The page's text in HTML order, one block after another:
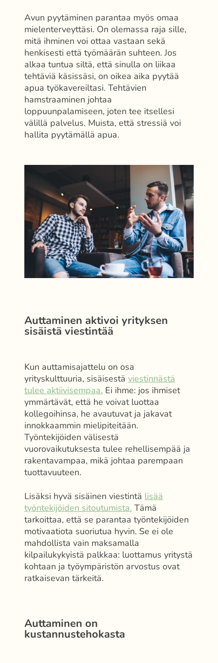
Avun pyytäminen parantaa myös omaa
mielenterveyttäsi. On olemassa raja sille,
mitä ihminen voi ottaa vastaan sekä
henkisesti että työmäärän suhteen. Jos
alkaa tuntua siltä, että sinulla on liikaa
tehtäviä käsissäsi, on oikea aika pyytää
apua työkavereiltasi. Tehtävien
hamstraaminen johtaa
loppuunpalamiseen, joten tee itsellesi
välillä palvelus. Muista, että stressiä voi
hallita pyytämällä apua.
Auttaminen aktivoi yrityksen
sisäistä viestintää
Kun auttamisajattelu on osa
yrityskulttuuria, sisäisestä viestinnästä
tulee aktiivisempaa. Ei ihme: jos ihmiset
ymmärtävät, että he voivat luottaa
kollegoihinsa, he avautuvat ja jakavat
innokkaammin mielipiteitään.
Työntekijöiden välisestä
vuorovaikutuksesta tulee rehellisempää ja
rakentavampaa, mikä johtaa parempaan
tuottavuuteen.
Lisäksi hyvä sisäinen viestintä lisää
työntekijöiden sitoutumista. Tämä
tarkoittaa, että se parantaa työntekijöiden
motivaatiota suoriutua hyvin. Se ei ole
mahdollista vain maksamalla
kilpailukykyistä palkkaa: luottamus yritystä
kohtaan ja työympäristön arvostus ovat
ratkaisevan tärkeitä.
Auttaminen on
kustannustehokasta